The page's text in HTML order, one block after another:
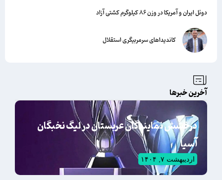
دوئل ایران و آمریکا در وزن ۸۶ کیلوگرم کشتی آزاد
کاندیداهای سرمربیگری استقلال
آخرین خبرها
درخشش نمایندگان عربستان در لیگ نخبگان
آسیا
اردیبهشت ۷, ۱۴۰۴